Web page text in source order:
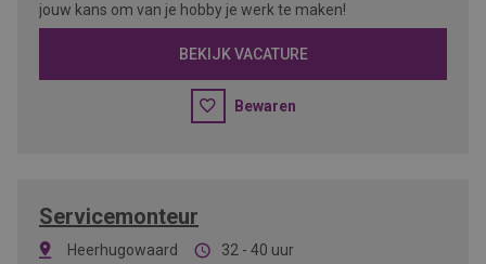
jouw kans om van je hobby je werk te maken!
BEKIJK VACATURE
Bewaren
Servicemonteur
Heerhugowaard
32 - 40 uur